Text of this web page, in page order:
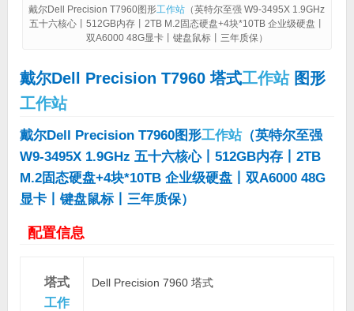
戴尔Dell Precision T7960图形工作站 （英特尔至强 W9-3495X 1.9GHz
五十六核心丨512GB内存丨2TB M.2固态硬盘+4块*10TB 企业级硬盘丨
双A6000 48G显卡丨键盘鼠标丨三年质保）
戴尔Dell Precision T7960 塔式工作站图形
工作站
戴尔Dell Precision T7960图形工作站（英特尔至强
W9-3495X 1.9GHz 五十六核心丨512GB内存丨2TB
M.2固态硬盘+4块*10TB 企业级硬盘丨双A6000 48G
显卡丨键盘鼠标丨三年质保）
配置信息
塔式
工作
Dell Precision 7960 塔式